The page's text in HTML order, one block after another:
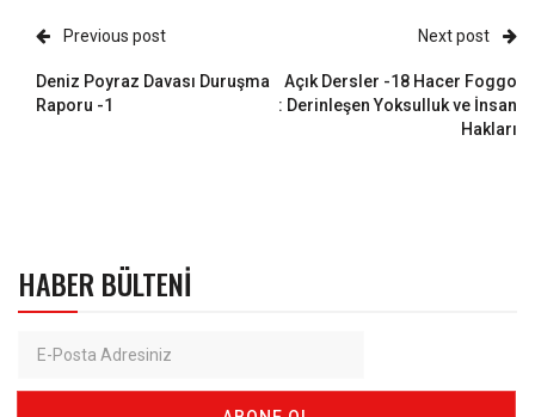
Previous post
Deniz Poyraz Davası Duruşma
Raporu -1
Next post
Açık Dersler -18 Hacer Foggo
: Derinleşen Yoksulluk ve İnsan
Hakları
HABER BÜLTENI